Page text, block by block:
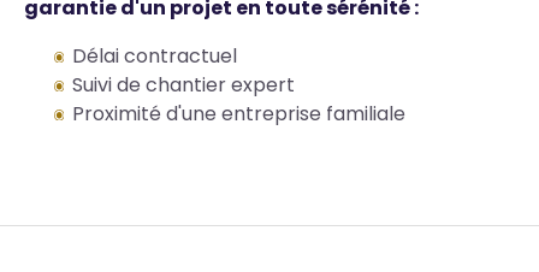
garantie d'un projet en toute sérénité :
Délai contractuel
Suivi de chantier expert
Proximité d'une entreprise familiale